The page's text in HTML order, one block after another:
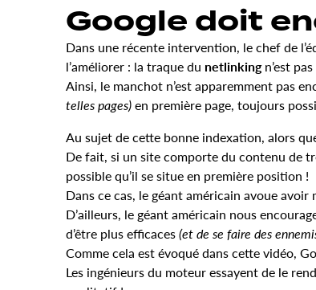
Google doit
Dans une récente intervention, le chef de
l’améliorer : la traque du netlinkingn’est
Ainsi, le manchot n’est apparemment pas
telles pages)en première page, toujours
Au sujet de cette bonne indexation, alors
De fait, si un site comporte du contenu de
possible qu’il se situe en première position !
Dans ce cas, le géant américain avoue
D’ailleurs, le géant américain nous
d’être plus efficaces(et de se faire des
Comme cela est évoqué dans cette vidéo,
Les ingénieurs du moteur essayent de le